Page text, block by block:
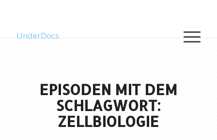
UnderDocs
EPISODEN MIT DEM
SCHLAGWORT:
ZELLBIOLOGIE